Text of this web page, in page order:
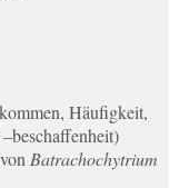
Häufigkeit,
Batrachochytrium